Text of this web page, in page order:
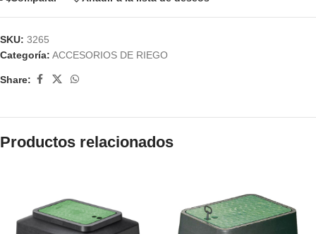
SKU: 3265
Categoría: ACCESORIOS DE RIEGO
Share:
Productos relacionados